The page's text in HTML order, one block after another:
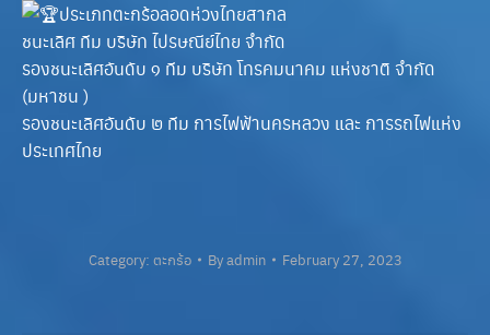
ประเภทตะกร้อลอดห่วงไทยสากล
ชนะเลิศ ทีม บริษัท ไปรษณีย์ไทย จํากัด
รองชนะเลิศอันดับ ๑ ทีม บริษัท โทรคมนาคม แห่งชาติ จํากัด
(มหาชน )
รองชนะเลิศอันดับ ๒ ทีม การไฟฟ้านครหลวง และ การรถไฟแห่ง
ประเทศไทย
Category: ตะกร้อ Byadmin February 27, 2023